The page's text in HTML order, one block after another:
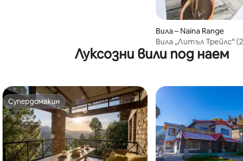
Вила – Naina Range
Вила „Литъл Трейлс“
близо до Кайнчи,
Луксозни вили под наем
Супердомакин
Супердомакин